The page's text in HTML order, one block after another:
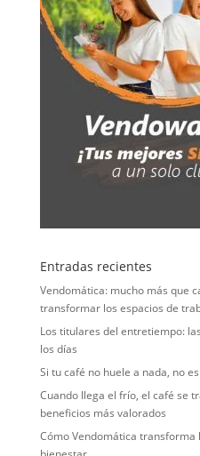
Entradas recientes
Vendomática: mucho más que
transformar los espacios de
Los titulares del entretiempo:
los días
Si tu café no huele a nada, no
Cuando llega el frío, el café se
beneficios más valorados
Cómo Vendomática transforma